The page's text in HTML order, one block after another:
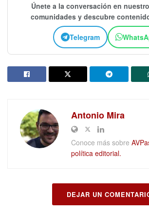
Únete a la conversación en
comunidades y descubre
Telegram
Antonio Mira
Conoce más sobre
política editorial.
DEJAR UN